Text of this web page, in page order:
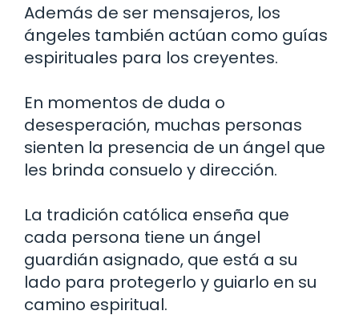
Además de ser mensajeros, los
ángeles también actúan como guías
espirituales para los creyentes.
En momentos de duda o
desesperación, muchas personas
sienten la presencia de un ángel que
les brinda consuelo y dirección.
La tradición católica enseña que
cada persona tiene un ángel
guardián asignado, que está a su
lado para protegerlo y guiarlo en su
camino espiritual.